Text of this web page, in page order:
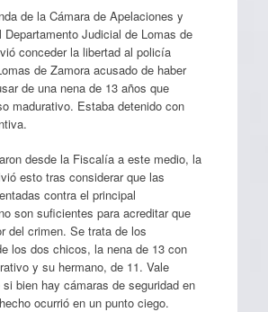
de la Cámara de Apelaciones y
Departamento Judicial de Lomas de
conceder la libertad al policía
de Zamora acusado de haber
de una nena de 13 años que
madurativo. Estaba detenido con
desde la Fiscalía a este medio, la
esto tras considerar que las
contra el principal
son suficientes para acreditar que
del crimen. Se trata de los
los dos chicos, la nena de 13 con
y su hermano, de 11. Vale
si bien hay cámaras de seguridad en
ocurrió en un punto ciego.